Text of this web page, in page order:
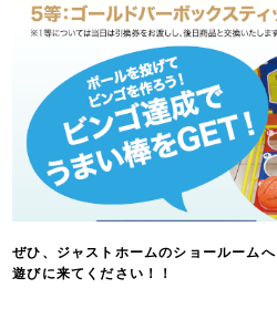
ぜひ、ジャストホームのショールームへ
遊びに来てください！！